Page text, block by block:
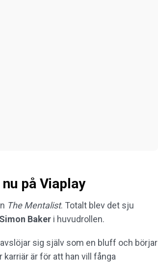
på Viaplay
The Mentalist. Totalt blev det sju
Simon Baker i huvudrollen.
sig själv som en bluff och börjar
är för att han vill fånga